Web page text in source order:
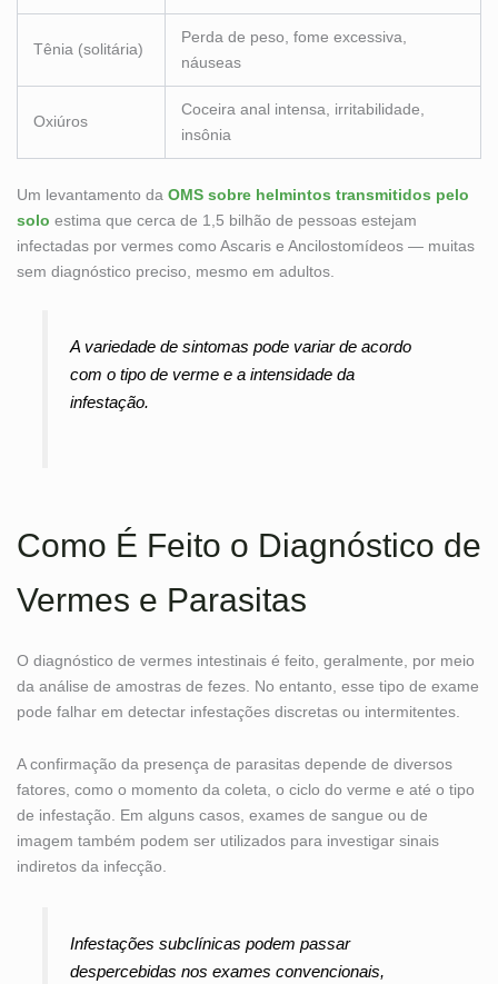
Tênia (solitária)
Perda de peso, fome excessiva,
náuseas
Oxiúros
Coceira anal intensa, irritabilidade,
insônia
Um levantamento da OMS sobre helmintos transmitidos pelo
solo estima que cerca de 1,5 bilhão de pessoas estejam
infectadas por vermes como Ascaris e Ancilostomídeos — muitas
sem diagnóstico preciso, mesmo em adultos.
A variedade de sintomas pode variar de acordo
com o tipo de verme e a intensidade da
infestação.
Como É Feito o Diagnóstico de
Vermes e Parasitas
O diagnóstico de vermes intestinais é feito, geralmente, por meio
da análise de amostras de fezes. No entanto, esse tipo de exame
pode falhar em detectar infestações discretas ou intermitentes.
A confirmação da presença de parasitas depende de diversos
fatores, como o momento da coleta, o ciclo do verme e até o tipo
de infestação. Em alguns casos, exames de sangue ou de
imagem também podem ser utilizados para investigar sinais
indiretos da infecção.
Infestações subclínicas podem passar
despercebidas nos exames convencionais,